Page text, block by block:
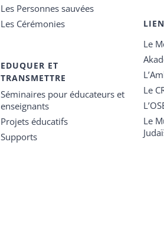
Les Personnes sauvées
Les Cérémonies
EDUQUER ET
TRANSMETTRE
Séminaires pour éducateurs et
enseignants
Projets éducatifs
Supports
Le
Le
Le